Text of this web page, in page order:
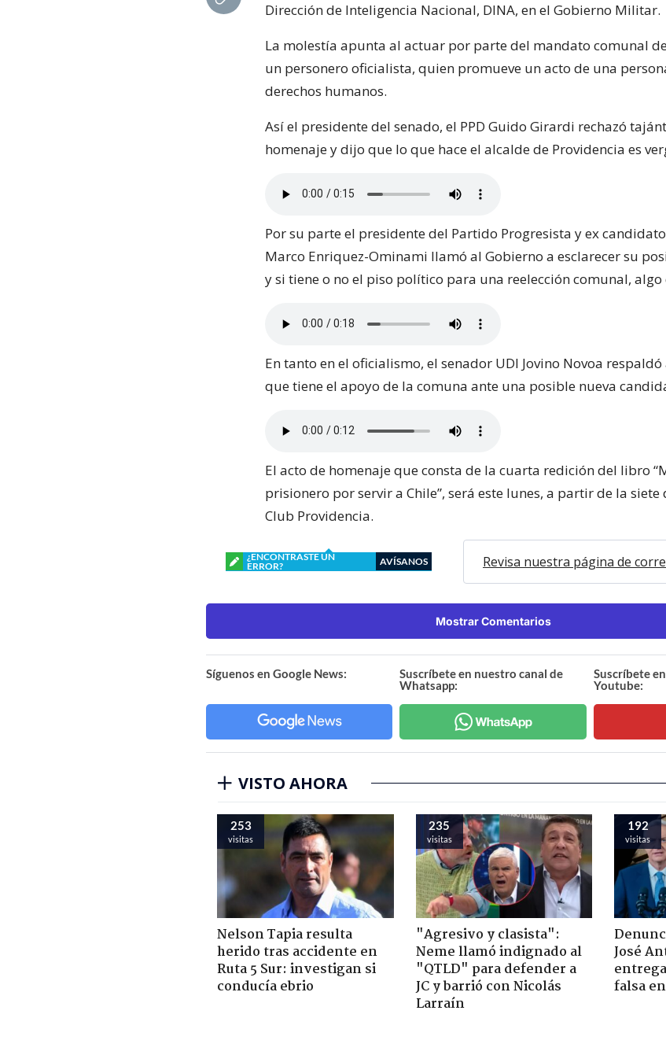
Dirección de Inteligencia Nacional, DINA, en el Gobierno Militar.
La molestía apunta al actuar por parte del mandato comunal
un personero oficialista, quien promueve un acto de una
derechos humanos.
Así el presidente del senado, el PPD Guido Girardi rechazó
homenaje y dijo que lo que hace el alcalde de Providencia es
Por su parte el presidente del Partido Progresista y ex
Marco Enriquez-Ominami llamó al Gobierno a esclarecer su
y si tiene o no el piso político para una reelección comunal,
En tanto en el oficialismo, el senador UDI Jovino Novoa
que tiene el apoyo de la comuna ante una posible nueva
El acto de homenaje que consta de la cuarta redición del libro
prisionero por servir a Chile”, será este lunes, a partir de la siete
Club Providencia.
¿ENCONTRASTE UN
ERROR?
AVÍSANOS Revisa nuestra página de
Mostrar Comentarios
Síguenos en Google News:
Suscríbete en nuestro canal de
Whatsapp:
Suscríbete
Youtube:
VISTO AHORA
253
visitas
Nelson Tapia resulta
herido tras accidente en
Ruta 5 Sur: investigan si
conducía ebrio
235
visitas
"Agresivo y clasista":
Neme llamó indignado al
"QTLD" para defender a
JC y barrió con Nicolás
Larraín
192
visitas
José
falsa